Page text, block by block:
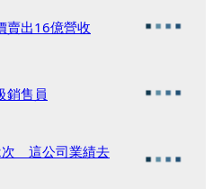
出16億營收
售員
次 這公司業績去